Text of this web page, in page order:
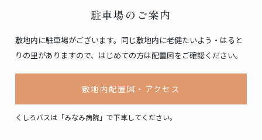
駐車場のご案内
敷地内に駐車場がございます。同じ敷地内に老健たいよう・はると
りの里がありますので、はじめての方は配置図をご確認ください。
敷地内配置図・アクセス
くしろバスは「みなみ病院」で下車してください。